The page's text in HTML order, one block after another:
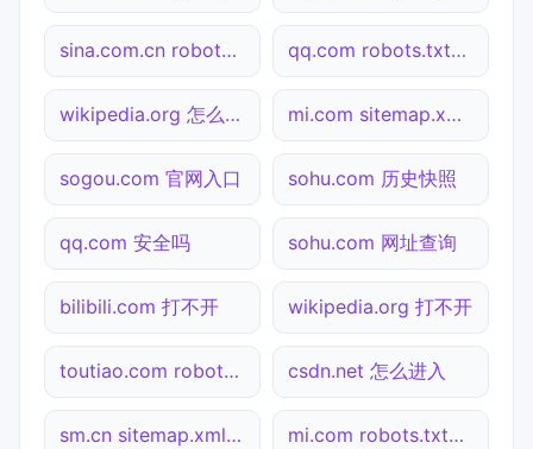
sina.com.cn robots.txt检测 qq.com robots.txt检测
wikipedia.org 怎么进入 mi.com sitemap.xml检测
sogou.com 官网入口 sohu.com 历史快照
qq.com 安全吗 sohu.com 网址查询
bilibili.com 打不开 wikipedia.org 打不开
toutiao.com robots.txt检测 csdn.net 怎么进入
sm.cn sitemap.xml检测 mi.com robots.txt检测